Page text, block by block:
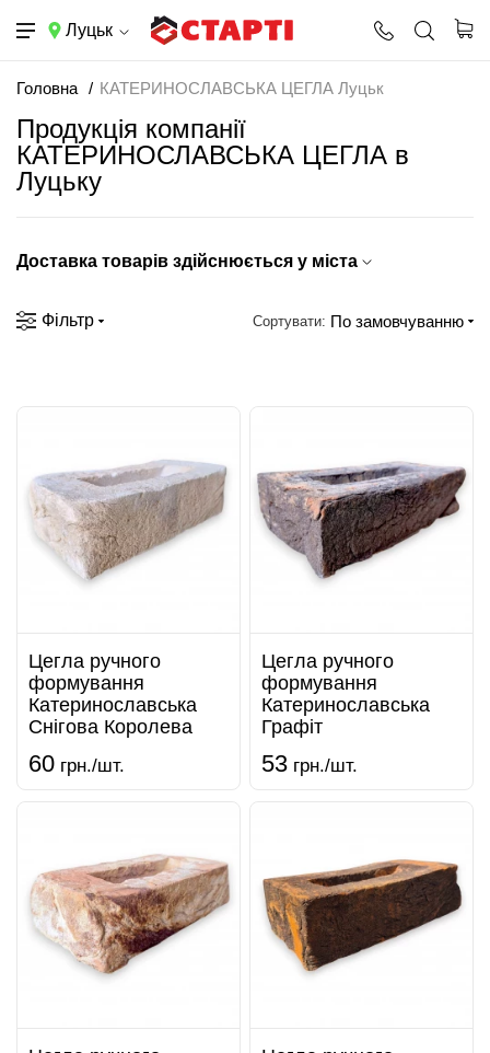
Луцьк
Головна КАТЕРИНОСЛАВСЬКА ЦЕГЛА Луцьк
Продукція компанії
КАТЕРИНОСЛАВСЬКА ЦЕГЛА в
Луцьку
Доставка товарів здійснюється у міста
Фільтр Сортувати: По замовчуванню
Цегла ручного
формування
Катеринославська
Снігова Королева
60 грн./шт.
Цегла ручного
формування
Катеринославська
Графіт
53 грн./шт.